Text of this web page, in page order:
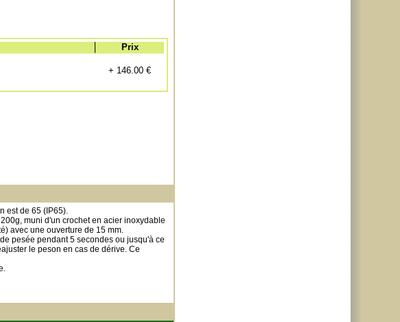
Prix
+ 146.00 €
est de 65 (IP65).
muni d'un crochet en acier inoxydable
avec une ouverture de 15 mm.
pesée pendant 5 secondes ou jusqu'à ce
le peson en cas de dérive. Ce